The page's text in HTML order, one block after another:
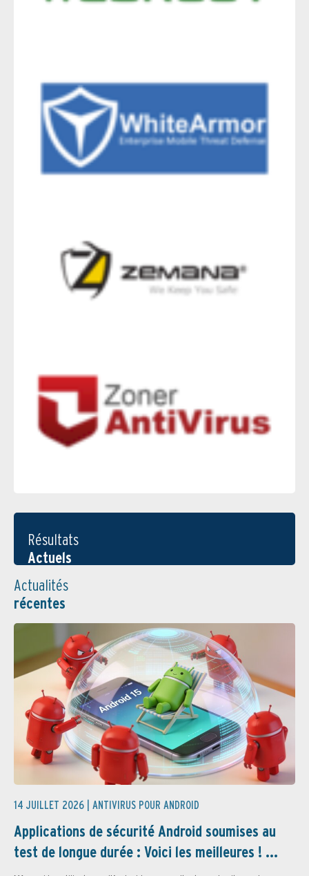
Résultats
Actuels
Actualités
récentes
14 JUILLET 2026 | ANTIVIRUS POUR ANDROID
Applications de sécurité Android soumises au
test de longue durée : Voici les meilleures ! ...